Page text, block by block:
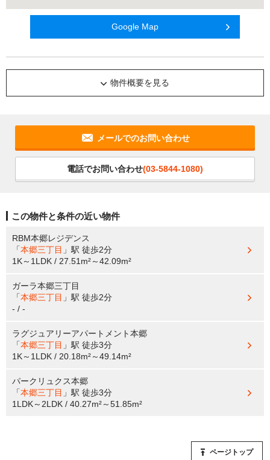
Google Map
物件概要を見る
メールでのお問い合わせ
電話でお問い合わせ(03-5844-1080)
この物件と条件の近い物件
RBM本郷レジデンス
「本郷三丁目 」駅 徒歩2分
1K～1LDK / 27.51m²～42.09m²
ガーラ本郷三丁目
「本郷三丁目 」駅 徒歩2分
- / -
ラグジュアリーアパートメント本郷
「本郷三丁目 」駅 徒歩3分
1K～1LDK / 20.18m²～49.14m²
パークリュクス本郷
「本郷三丁目 」駅 徒歩3分
1LDK～2LDK / 40.27m²～51.85m²
ページトップ